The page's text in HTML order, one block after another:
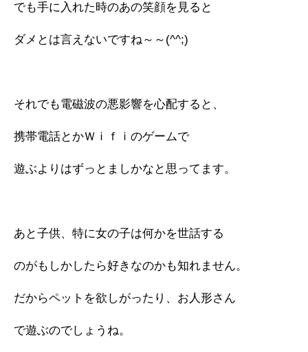
でも手に入れた時のあの笑顔を見ると
ダメとは言えないですね～～(^^;)
それでも電磁波の悪影響を心配すると、
携帯電話とかＷｉｆｉのゲームで
遊ぶよりはずっとましかなと思ってます。
あと子供、特に女の子は何かを世話する
のがもしかしたら好きなのかも知れません。
だからペットを欲しがったり、お人形さん
で遊ぶのでしょうね。